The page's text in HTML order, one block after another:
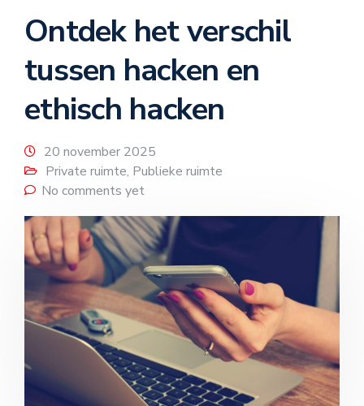
Ontdek het verschil
tussen hacken en
ethisch hacken
20 november 2025
Private ruimte, Publieke ruimte
No comments yet